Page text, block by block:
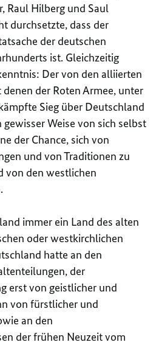
Raul Hilberg und Saul
durchsetzte, dass der
der deutschen
ist. Gleichzeitig
Der von den alliierten
der Roten Armee, unter
Sieg über Deutschland
Weise von sich selbst
der Chance, sich von
und von Traditionen zu
von den westlichen
immer ein Land des alten
oder westkirchlichen
hatte an den
der
erst von geistlicher und
von fürstlicher und
an den
der frühen Neuzeit vom